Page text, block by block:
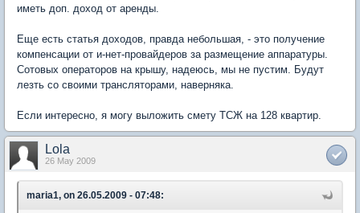
иметь доп. доход от аренды.
Еще есть статья доходов, правда небольшая, - это получение
компенсации от и-нет-провайдеров за размещение аппаратуры.
Сотовых операторов на крышу, надеюсь, мы не пустим. Будут
лезть со своими трансляторами, наверняка.
Если интересно, я могу выложить смету ТСЖ на 128 квартир.
Lola
26 May 2009
maria1, on 26.05.2009 - 07:48: